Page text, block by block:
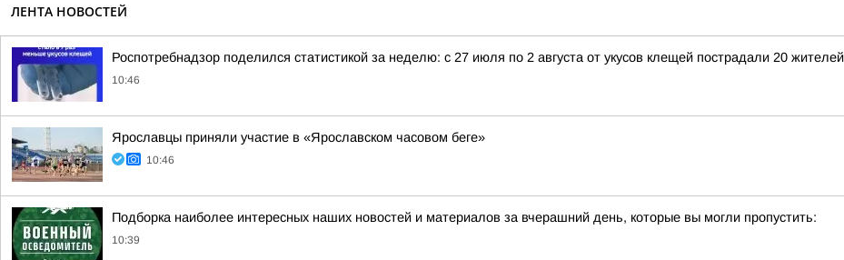
ЛЕНТА НОВОСТЕЙ
Роспотребнадзор поделился статистикой за неделю: с 27 июля по 2 августа от укусов клещей пострадали 20
10:46
Ярославцы приняли участие в «Ярославском часовом беге»
10:46
Подборка наиболее интересных наших новостей и материалов за вчерашний день, которые вы могли пропустить:
10:39